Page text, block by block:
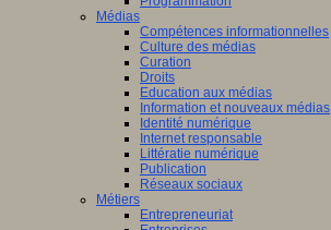
Médias
Compétences informationnelles
Culture des médias
Curation
Droits
Education aux médias
Information et nouveaux médias
Identité numérique
Internet responsable
Littératie numérique
Publication
Réseaux sociaux
Métiers
Entrepreneuriat